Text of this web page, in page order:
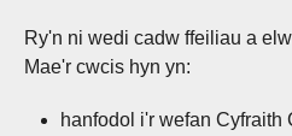
Ry'n ni wedi cadw ffeiliau a
Mae'r cwcis hyn yn:
hanfodol i'r wefan Cyfraith